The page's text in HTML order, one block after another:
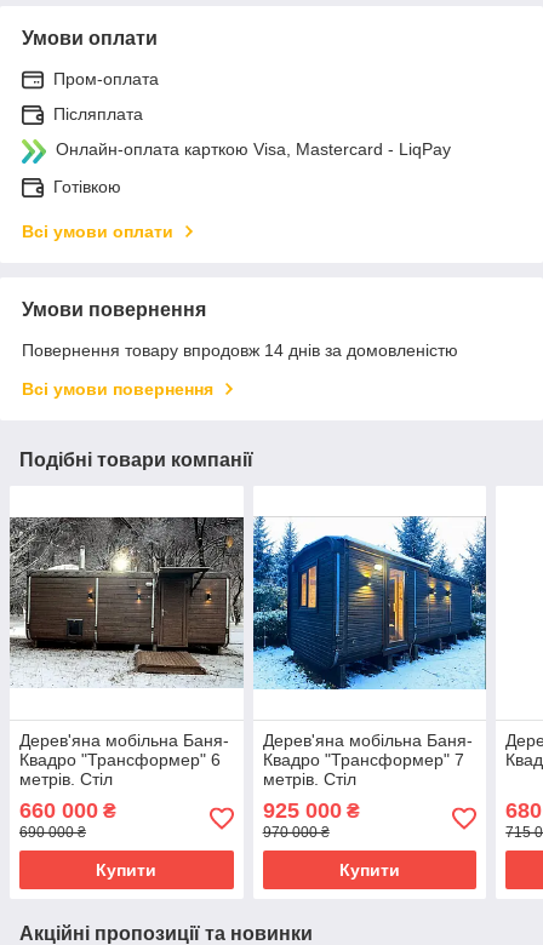
Умови оплати
Пром-оплата
Післяплата
Онлайн-оплата карткою Visa, Mastercard - LiqPay
Готівкою
Всі умови оплати
Умови повернення
Повернення товару впродовж 14 днів за домовленістю
Всі умови повернення
Подібні товари компанії
Дерев'яна мобільна Баня-
Квадро "Трансформер" 6
метрів. Стіл
660 000 ₴
690 000 ₴
Купити
Дерев'яна мобільна Баня-
Квадро "Трансформер" 7
метрів. Стіл
925 000₴
970 000 ₴
Купити
715
Акційні пропозиції та новинки